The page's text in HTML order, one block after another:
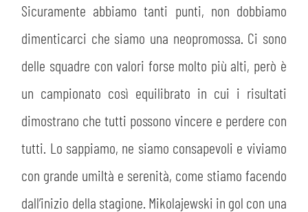
Sicuramente abbiamo tanti punti, non dobbiamo
dimenticarci che siamo una neopromossa. Ci sono
delle squadre con valori forse molto più alti, però è
un campionato così equilibrato in cui i risultati
dimostrano che tutti possono vincere e perdere con
tutti. Lo sappiamo, ne siamo consapevoli e viviamo
con grande umiltà e serenità, come stiamo facendo
dall’inizio della stagione. Mikolajewski in gol con una